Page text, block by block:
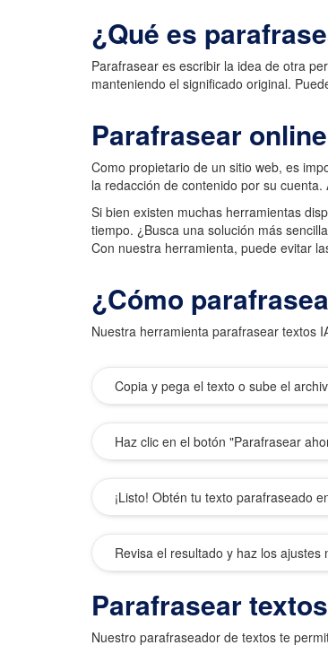
¿Qué es
Parafrasear es escribir la idea de otra
manteniendo el significado original.
Parafrasear
Como propietario de un sitio web, es
la redacción de contenido por su
Si bien existen muchas herramientas
tiempo. ¿Busca una solución más
Con nuestra herramienta, puede evitar
¿Cómo
Nuestra herramienta parafrasear textos
Copia y pega el texto o sube el
Haz clic en el botón "Parafrasear
¡Listo! Obtén tu texto parafraseado
Revisa el resultado y haz los ajustes
Parafrasear
Nuestro parafraseador de textos te